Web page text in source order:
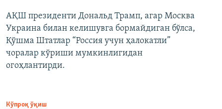
АҚШ президенти Дональд Трамп, агар Москва
Украина билан келишувга бормайдиган бўлса,
Қўшма Штатлар “Россия учун ҳалокатли”
чоралар кўриши мумкинлигидан
огоҳлантирди.
Кўпроқ ўқиш